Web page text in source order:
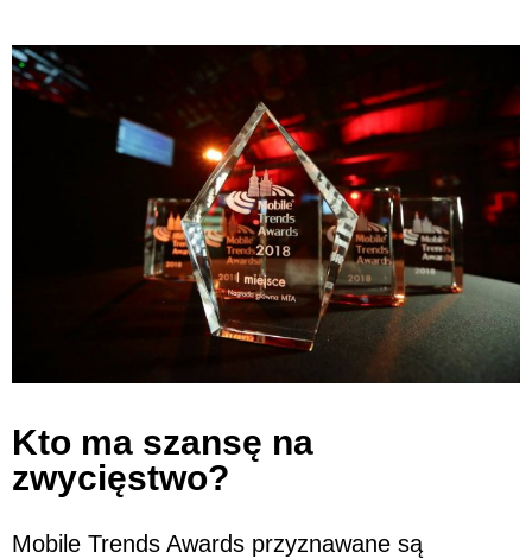
Kto ma szansę na
zwycięstwo?
Mobile Trends Awards przyznawane są